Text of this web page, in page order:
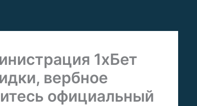
1хБет
вербное
официальный